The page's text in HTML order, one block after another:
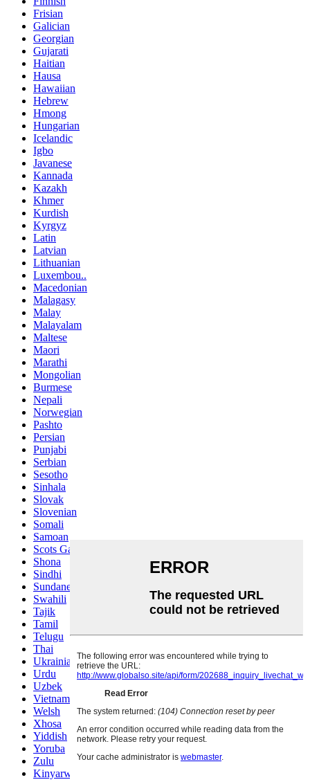
Frisian
Galician
Georgian
Gujarati
Haitian
Hausa
Hawaiian
Hebrew
Hmong
Hungarian
Icelandic
Igbo
Javanese
Kannada
Kazakh
Khmer
Kurdish
Kyrgyz
Latin
Latvian
Lithuanian
Luxembou..
Macedonian
Malagasy
Malay
Malayalam
Maltese
Maori
Marathi
Mongolian
Burmese
Nepali
Norwegian
Pashto
Persian
Punjabi
Serbian
Sesotho
Sinhala
Slovak
Slovenian
Somali
Samoan
Scots Gaelic
Shona
Sindhi
Sundanese
Swahili
Tajik
Tamil
Telugu
Thai
Ukrainian
Urdu
Uzbek
Vietnamese
Welsh
Xhosa
Yiddish
Yoruba
Zulu
Kinyarwanda